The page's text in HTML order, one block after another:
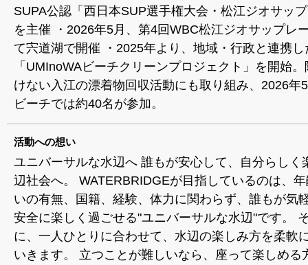
SUPA公認「西日本SUP選手権大会・松江ジオサッ
を主催 ・2026年5月、第4回WBC松江ジオサップレ
て宍道湖で開催 ・2025年より、地域・行政と連携し
「UMInoWAビーチクリーンプロジェクト」を開始
けない入江の漂着物回収活動にも取り組み、2026年
ビーチでは約40名が参加。
活動への想い
ユニバーサルな水辺へ 誰もが安心して、自分らしく
辺社会へ。 WATERBRIDGEが目指しているのは、
いの有無、国籍、経験、体力に関わらず、誰もが気
安全に楽しく過ごせる"ユニバーサルな水辺"です。
に、一人ひとりに合わせて、水辺の楽しみ方を柔軟
いきます。 立つことが難しいなら、座って楽しめる